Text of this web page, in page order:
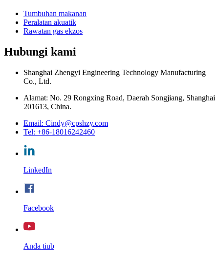
Tumbuhan makanan
Peralatan akuatik
Rawatan gas ekzos
Hubungi kami
Shanghai Zhengyi Engineering Technology Manufacturing
Co., Ltd.
Alamat: No. 29 Rongxing Road, Daerah Songjiang, Shanghai
201613, China.
Email: Cindy@cpshzy.com
Tel: +86-18016242460
LinkedIn
Facebook
Anda tiub